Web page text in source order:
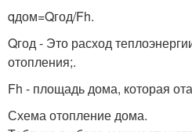
qдом=Qгод/Fh.
Qгод - Это расход
отопления;.
Fh - площадь дома, которая
Схема отопление дома.